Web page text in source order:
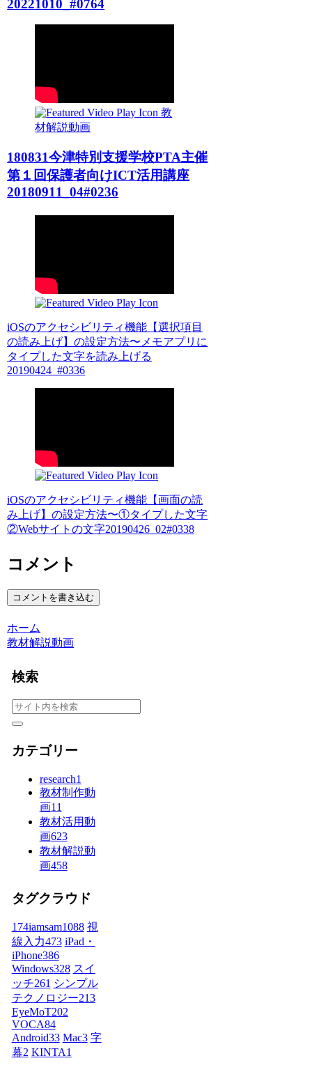
20221010_#0764
教
材解説動画
180831今津特別支援学校PTA主催
第１回保護者向けICT活用講座
20180911_04#0236
iOSのアクセシビリティ機能【選択項目
の読み上げ】の設定方法〜メモアプリに
タイプした文字を読み上げる
20190424_#0336
iOSのアクセシビリティ機能【画面の読
み上げ】の設定方法〜①タイプした文字
②Webサイトの文字20190426_02#0338
コメント
コメントを書き込む
ホーム
教材解説動画
検索
カテゴリー
research1
教材制作動
画11
教材活用動
画623
教材解説動
画458
タグクラウド
174iamsam1088 視
線入力473 iPad・
iPhone386
Windows328 スイ
ッチ261 シンプル
テクノロジー213
EyeMoT202
VOCA84
Android33 Mac3 字
幕2 KINTA1